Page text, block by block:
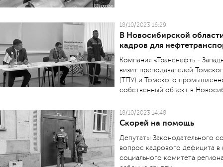
18/10/2023 16:29
В Новосибирской
кадров для
Компания «Транснефть -
визит преподавателей
(ТПУ) и Томского
собственный объект в
18/10/2023 14:48
Скорей на помощь
Депутаты Законодательного
вопрос кад­рового дефицита
социального комитета